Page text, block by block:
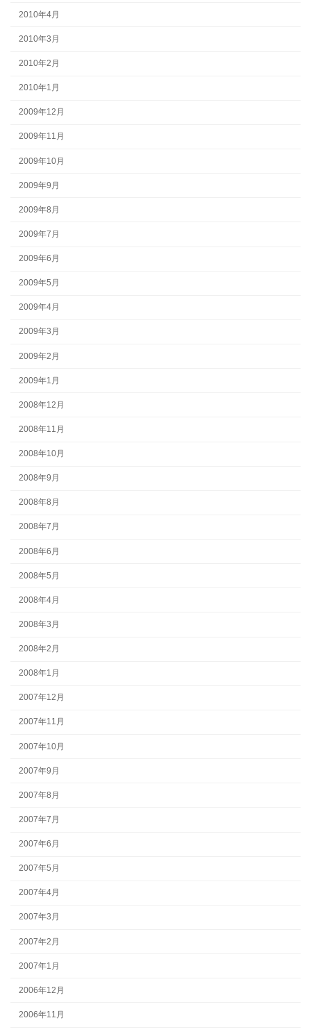
2010年4月
2010年3月
2010年2月
2010年1月
2009年12月
2009年11月
2009年10月
2009年9月
2009年8月
2009年7月
2009年6月
2009年5月
2009年4月
2009年3月
2009年2月
2009年1月
2008年12月
2008年11月
2008年10月
2008年9月
2008年8月
2008年7月
2008年6月
2008年5月
2008年4月
2008年3月
2008年2月
2008年1月
2007年12月
2007年11月
2007年10月
2007年9月
2007年8月
2007年7月
2007年6月
2007年5月
2007年4月
2007年3月
2007年2月
2007年1月
2006年12月
2006年11月